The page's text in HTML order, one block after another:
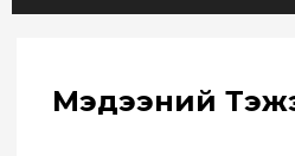
Мэдээний